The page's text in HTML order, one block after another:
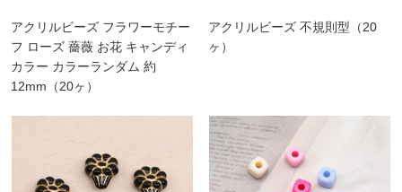
アクリルビーズ フラワーモチー
フ ローズ 薔薇 お花 キャンディ
カラー カラーランダム 約
12mm（20ヶ）
アクリルビーズ 不規則型（20
ヶ）